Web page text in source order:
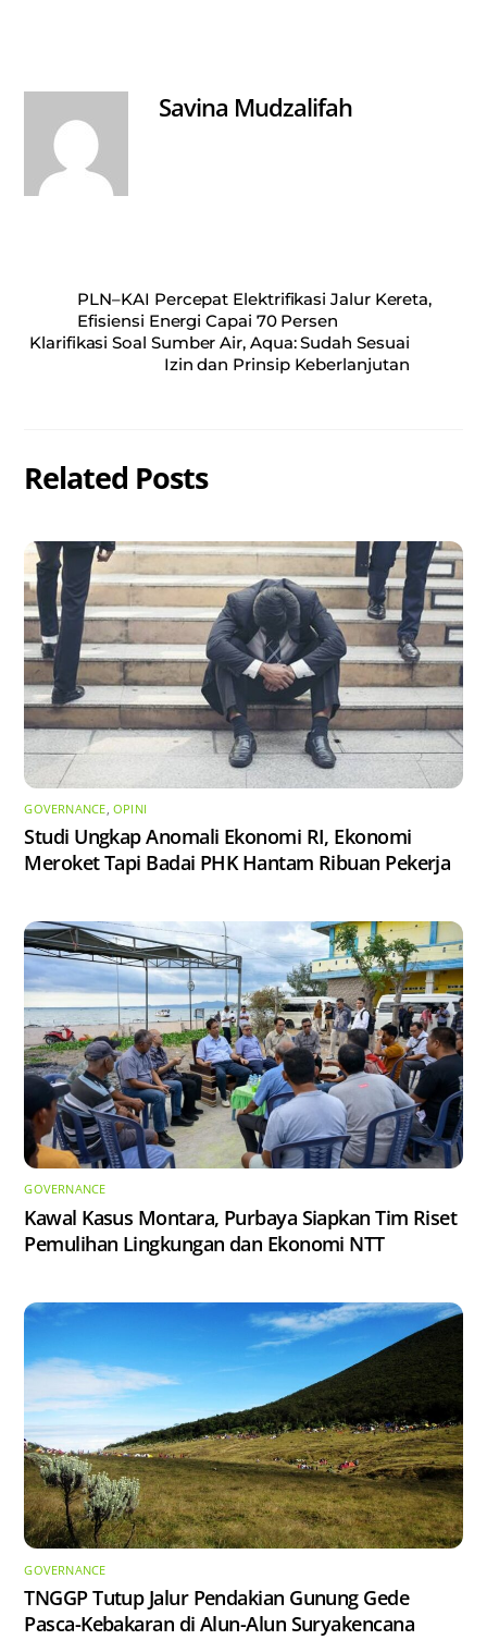
pp Savina Mudzalifah
PLN–KAI Percepat Elektrifikasi Jalur Kereta,
Efisiensi Energi Capai 70 Persen
Klarifikasi Soal Sumber Air, Aqua: Sudah Sesuai
Izin dan Prinsip Keberlanjutan
Related Posts
GOVERNANCE, OPINI
Studi Ungkap Anomali Ekonomi RI, Ekonomi
Meroket Tapi Badai PHK Hantam Ribuan Pekerja
GOVERNANCE
Kawal Kasus Montara, Purbaya Siapkan Tim Riset
Pemulihan Lingkungan dan Ekonomi NTT
GOVERNANCE
TNGGP Tutup Jalur Pendakian Gunung Gede
Pasca-Kebakaran di Alun-Alun Suryakencana